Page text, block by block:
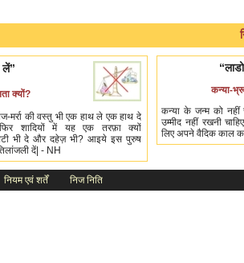
लें”
क्यों?
मर्रा की वस्तु भी एक हाथ ले एक हाथ दे
शादियों में यह एक तरफ़ा क्यों
बेटी भी दे और दहेज़ भी? आइये इस पुरुष
दें| - NH
कन्या-
कन्या के जन्म को नहीं
उम्मीद नहीं रखनी
लिए अपने वैदिक काल
नियम एवं शर्तें निज निति